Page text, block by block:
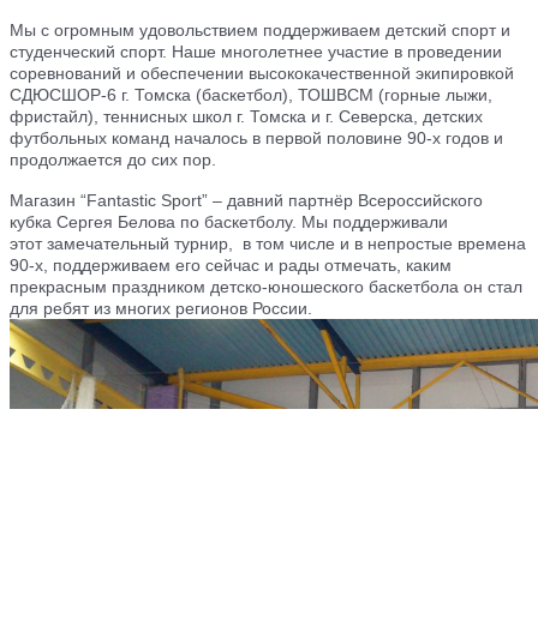
Мы с огромным удовольствием поддерживаем детский спорт и
студенческий спорт. Наше многолетнее участие в проведении
соревнований и обеспечении высококачественной экипировкой
СДЮСШОР-6 г. Томска (баскетбол), ТОШВСМ (горные лыжи,
фристайл), теннисных школ г. Томска и г. Северска, детских
футбольных команд началось в первой половине 90-х годов и
продолжается до сих пор.
Магазин “Fantastic Sport” – давний партнёр Всероссийского
кубка Сергея Белова по баскетболу. Мы поддерживали
этотзамечательный турнир, в том числе и в непростые времена
90-х, поддерживаем его сейчас и рады отмечать, каким
прекрасным праздником детско-юношеского баскетбола он стал
для ребят из многих регионов России.